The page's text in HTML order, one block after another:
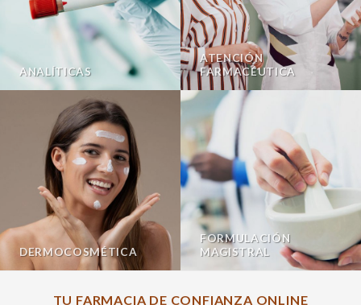
ANALÍTICAS
ATENCIÓN
FARMACÉUTICA
DERMOCOSMÉTICA
FORMULACIÓN
MAGISTRAL
TU FARMACIA DE CONFIANZA ONLINE